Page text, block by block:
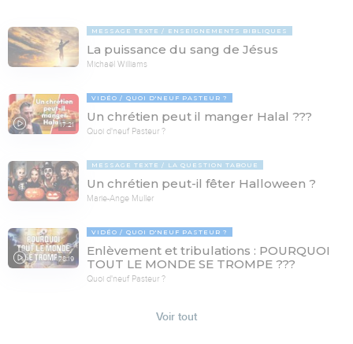
MESSAGE TEXTE ENSEIGNEMENTS BIBLIQUES
La puissance du sang de Jésus
Michaël Williams
17:21
VIDÉO QUOI D'NEUF PASTEUR ?
Un chrétien peut il manger Halal ???
Quoi d'neuf Pasteur ?
MESSAGE TEXTE LA QUESTION TABOUE
Un chrétien peut-il fêter Halloween ?
Marie-Ange Muller
78:19
VIDÉO QUOI D'NEUF PASTEUR ?
Enlèvement et tribulations : POURQUOI
TOUT LE MONDE SE TROMPE ???
Quoi d'neuf Pasteur ?
Voir tout